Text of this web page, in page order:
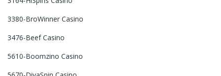
3380-BroWinner Casino
3476-Beef Casino
5610-Boomzino Casino